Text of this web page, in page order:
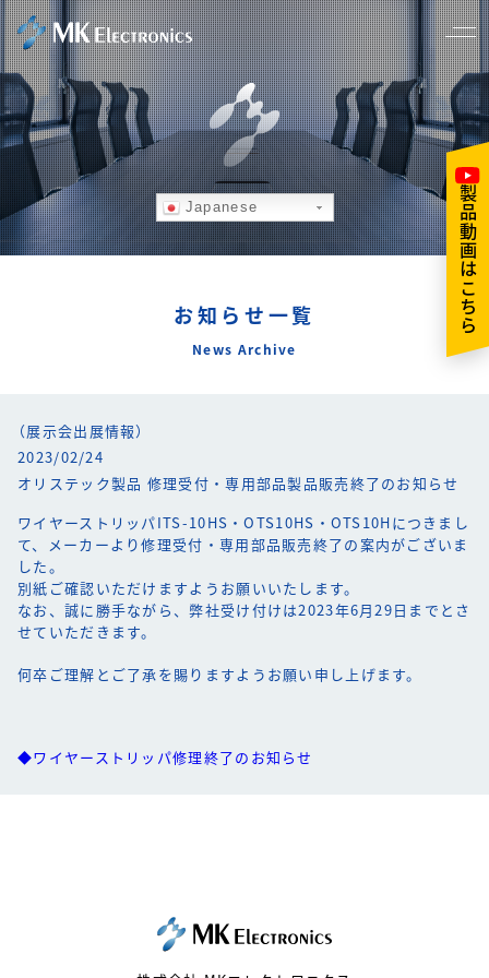
製品動画はこちら
Japanese
お知らせ一覧
News Archive
（展示会出展情報）
2023/02/24
オリステック製品 修理受付・専用部品製品販売終了のお知らせ
ワイヤーストリッパITS-10HS・OTS10HS・OTS10Hにつきまし
て、メーカーより修理受付・専用部品販売終了の案内がございま
した。
別紙ご確認いただけますようお願いいたします。
なお、誠に勝手ながら、弊社受け付けは2023年6月29日までとさ
せていただきます。
何卒ご理解とご了承を賜りますようお願い申し上げます。
◆ワイヤーストリッパ修理終了のお知らせ